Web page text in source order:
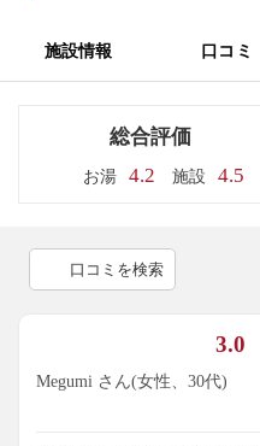
施設情報 口コミ
総合評価
お湯 4.2 施設 4.5
口コミを検索
3.0
Megumi さん(女性、30代)